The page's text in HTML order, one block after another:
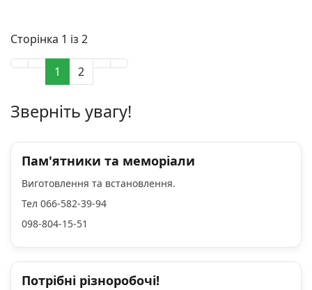
Сторінка 1 із 2
1 2
Зверніть увагу!
Пам'ятники та меморіали
Виготовлення та встановлення.
Тел 066-582-39-94
098-804-15-51
Потрібні різноробочі!